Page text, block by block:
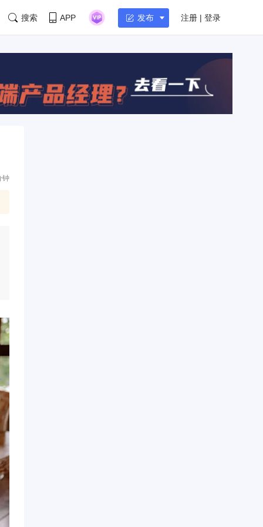
搜索 APP 发布 注册 | 登录
钟